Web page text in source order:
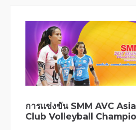
การแข่งขัน SMM AVC
Club Volleyball